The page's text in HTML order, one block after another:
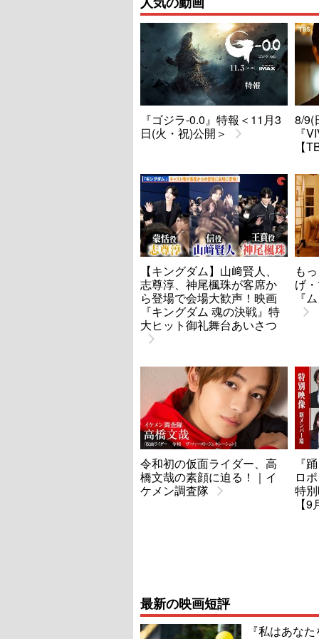
『ゴジラ-0.0』特報＜11月3
日(火・祝)公開＞
8/9(
『
【
【キングダム】山﨑賢人、
志尊淳、神尾楓珠が客席か
ら登場で会場大歓声！映画
『キングダム 魂の決戦』特
大ヒット御礼舞台あいさつ
も
げ
『
令和初の仮面ライダー、高
橋文哉の素顔に迫る！｜イ
ケメン調査隊
『
ロ
特
【
最新の映画短評
『私はあな